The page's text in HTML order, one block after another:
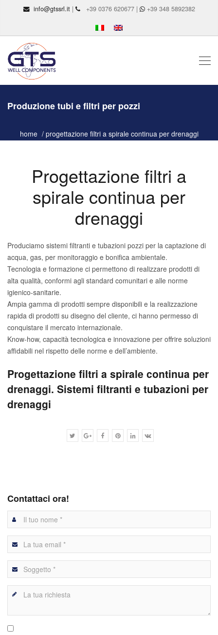
info@gtssrl.it| +39 0376 620677 | +39 348 5892382
Produzione tubi e filtri per pozzi
home progettazione filtri a spirale continua per drenaggi
Progettazione filtri a
spirale continua per
drenaggi
Produciamo sistemi filtranti e tubazioni pozzi per la captazione di
acqua, gas, per monitoraggio e bonifica ambientale.
Tecnologia e formazione ci permettono di realizzare prodotti di
alta qualità, conformi agli standard comunitari e alle norme
igienico-sanitarie.
Ampia gamma di prodotti sempre disponibili e la realizzazione
rapida di prodotti su disegno del cliente, ci hanno permesso di
conquistare il mercato internazionale.
Know-how, capacità tecnologica e innovazione per offrire soluzioni
affidabili nel rispetto delle norme e dell’ambiente.
Progettazione filtri a spirale continua per
drenaggi. Sistemi filtranti e tubazioni per
drenaggi
Contattaci ora!